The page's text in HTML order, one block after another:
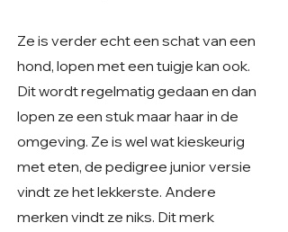
Ze is verder echt een schat van een
hond, lopen met een tuigje kan ook.
Dit wordt regelmatig gedaan en dan
lopen ze een stuk maar haar in de
omgeving. Ze is wel wat kieskeurig
met eten, de pedigree junior versie
vindt ze het lekkerste. Andere
merken vindt ze niks. Dit merk